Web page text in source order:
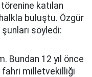
katılan
buluştu. Özgür
söyledi:
Bundan 12 yıl önce
fahri milletvekilliği